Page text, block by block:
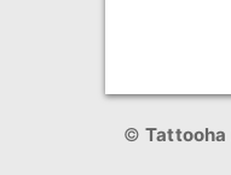
©Tattooha